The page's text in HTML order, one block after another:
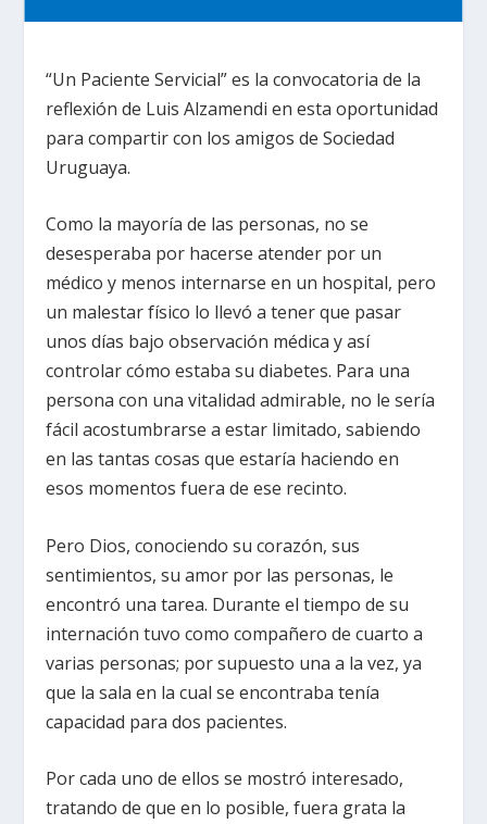
“Un Paciente Servicial” es la convocatoria de la
reflexión de Luis Alzamendi en esta oportunidad
para compartir con los amigos de Sociedad
Uruguaya.
Como la mayoría de las personas, no se
desesperaba por hacerse atender por un
médico y menos internarse en un hospital, pero
un malestar físico lo llevó a tener que pasar
unos días bajo observación médica y así
controlar cómo estaba su diabetes. Para una
persona con una vitalidad admirable, no le sería
fácil acostumbrarse a estar limitado, sabiendo
en las tantas cosas que estaría haciendo en
esos momentos fuera de ese recinto.
Pero Dios, conociendo su corazón, sus
sentimientos, su amor por las personas, le
encontró una tarea. Durante el tiempo de su
internación tuvo como compañero de cuarto a
varias personas; por supuesto una a la vez, ya
que la sala en la cual se encontraba tenía
capacidad para dos pacientes.
Por cada uno de ellos se mostró interesado,
tratando de que en lo posible, fuera grata la